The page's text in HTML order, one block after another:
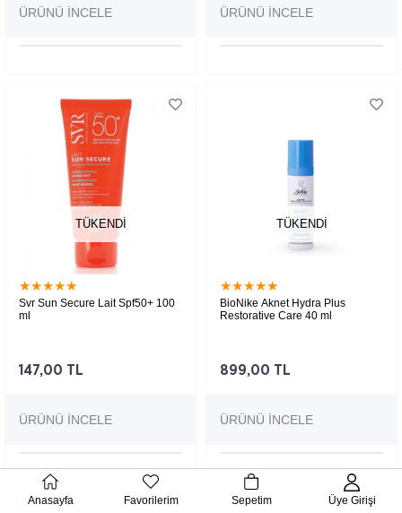
ÜRÜNÜ İNCELE ÜRÜNÜ İNCELE
TÜKENDI
★★★★★
Svr Sun Secure Lait Spf50+ 100
ml
147,00 TL
ÜRÜNÜ İNCELE
TÜKENDI
★★★★★
BioNike Aknet Hydra Plus
Restorative Care 40 ml
899,00 TL
ÜRÜNÜ İNCELE
Anasayfa Favorilerim Sepetim Üye Girişi